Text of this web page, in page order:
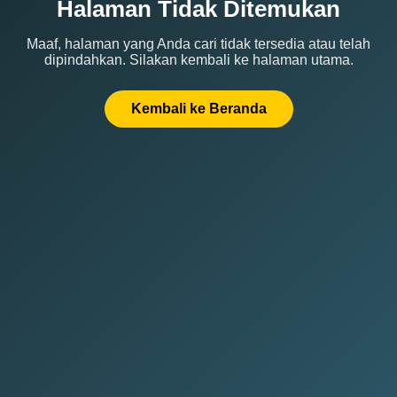
Halaman Tidak Ditemukan
Maaf, halaman yang Anda cari tidak tersedia atau telah
dipindahkan. Silakan kembali ke halaman utama.
Kembali ke Beranda